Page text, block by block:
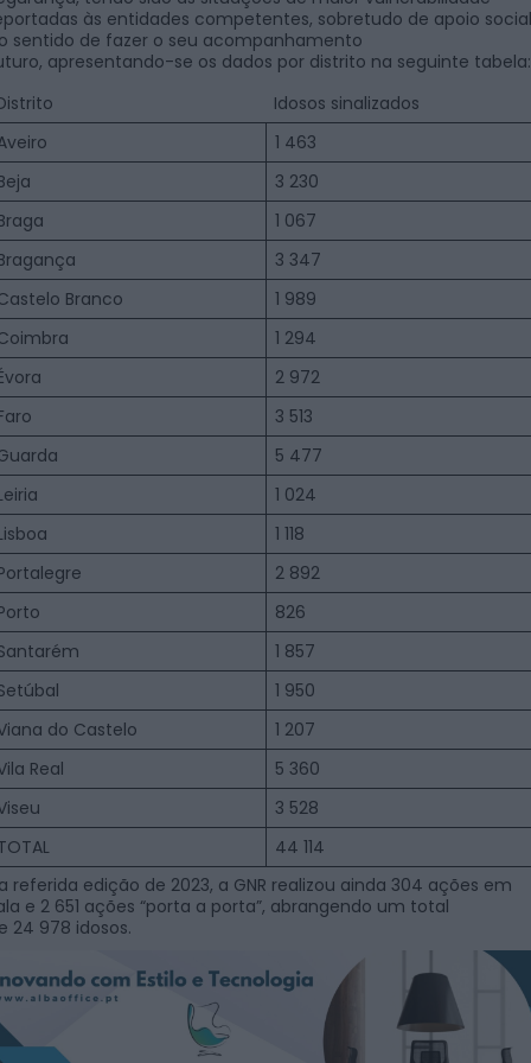
às entidades competentes, sobretudo de apoio
sentido de fazer o seu acompanhamento
apresentando-se os dados por distrito na seguinte tabela:
Idosos sinalizados
1 463
3 230
1 067
3 347
Branco
1 989
1 294
2 972
3 513
5 477
1 024
1 118
2 892
826
1 857
1 950
do Castelo
1 207
Real
5 360
3 528
44 114
referida edição de 2023, a GNR realizou ainda 304 ações em
e 2 651 ações “porta a porta”, abrangendo um total
24 978 idosos.